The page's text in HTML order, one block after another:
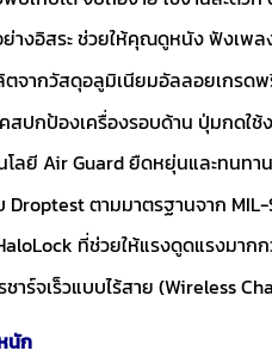
ย่างอิสระ ช่วยให้คุณดูหนัง ฟังเพ
จากวัสดุอลูมิเนียมอัลลอยเกรด
สปกป้องเครื่องรอบด้าน ปุ่มกดใช้
โลยี Air Guard ยืดหยุ่นและทนท
ตามมาตรฐานจาก
ที่ช่วยให้แรงดูดแรงมาก
ชาร์จเร็วแบบไร้สาย (Wireless
นัก